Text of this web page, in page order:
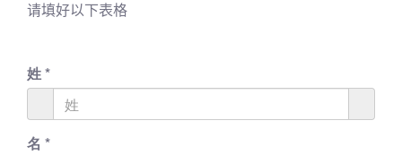
请填好以下表格
姓*
名 *